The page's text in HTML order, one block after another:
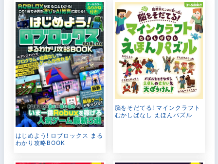
はじめよう! ロブロックス まる
わかり攻略BOOK
脳をそだてる! マインクラフト
むかしばなし えほんパズル